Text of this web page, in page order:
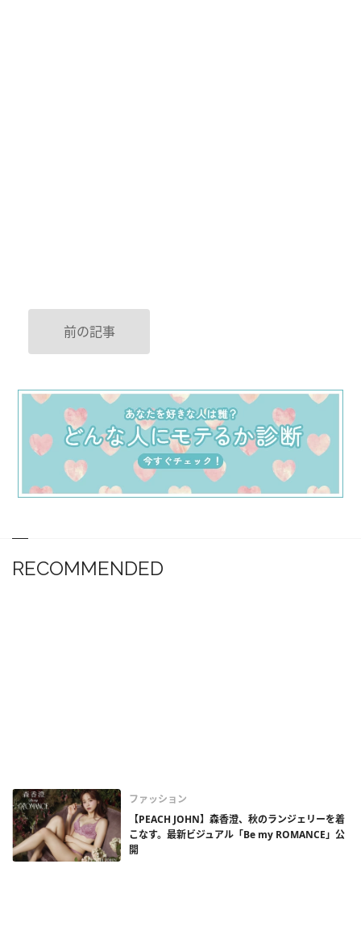
前の記事
RECOMMENDED
ファッション
【PEACH JOHN】森香澄、秋のランジェリーを着
こなす。最新ビジュアル「Be my ROMANCE」公
開